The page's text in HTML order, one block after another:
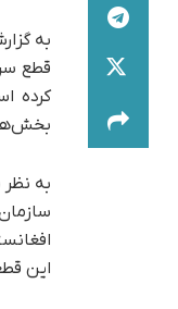
به
قطع
کرده
به
این